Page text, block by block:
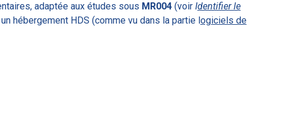
adaptée aux études sous MR004(voir Identifier le
hébergement HDS (comme vu dans la partie logiciels de